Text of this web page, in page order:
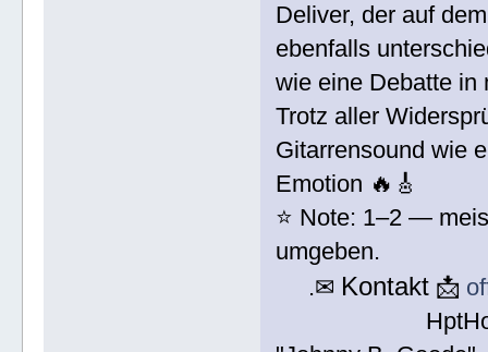
Deliver, der auf
ebenfalls
wie eine Debatte in
Trotz aller
Gitarrensound wie
Emotion 🔥🎸
⭐ Note: 1–2 —
umgeben.
.✉ Kontakt 📩